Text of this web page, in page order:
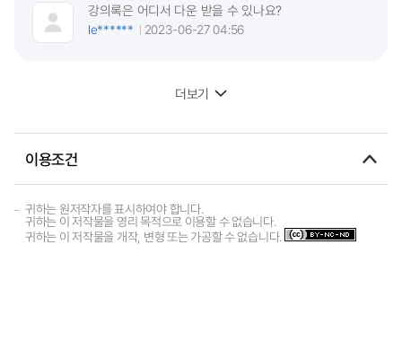
강의록은 어디서 다운 받을 수 있나요?
le******
2023-06-27 04:56
더보기
이용조건
귀하는 원저작자를 표시하여야 합니다.
귀하는 이 저작물을 영리 목적으로 이용할 수 없습니다.
귀하는 이 저작물을 개작, 변형 또는 가공할 수 없습니다.